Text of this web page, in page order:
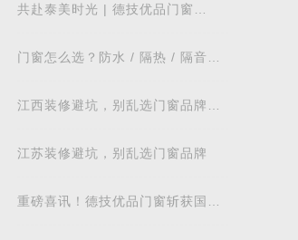
共赴泰美时光 | 德技优品门窗
门窗怎么选？防水 / 隔热 / 隔音需
业
江西装修避坑，别乱选门窗品牌，
江苏装修避坑，别乱选门窗品牌
重磅喜讯！德技优品门窗斩获国际